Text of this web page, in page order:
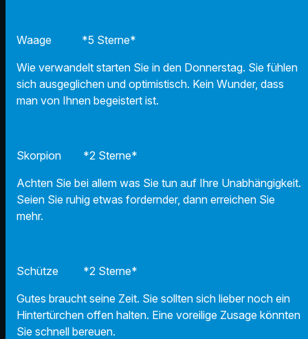
Waage *5 Sterne*
Wie verwandelt starten Sie in den Donnerstag. Sie fühlen
sich ausgeglichen und optimistisch. Kein Wunder, dass
man von Ihnen begeistert ist.
Skorpion *2 Sterne*
Achten Sie bei allem was Sie tun auf Ihre Unabhängigkeit.
Seien Sie ruhig etwas fordernder, dann erreichen Sie
mehr.
Schütze *2 Sterne*
Gutes braucht seine Zeit. Sie sollten sich lieber noch ein
Hintertürchen offen halten. Eine voreilige Zusage könnten
Sie schnell bereuen.